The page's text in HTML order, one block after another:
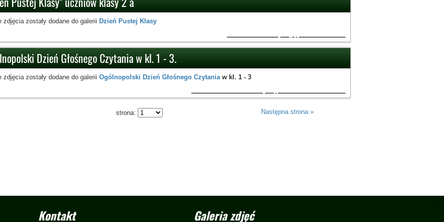
zdjęcia zostały dodane do galerii Dzień Pustej Klasy
12
Dzień Głośnego Czytania w kl. 1 - 3.
zdjęcia zostały dodane do galerii Ogólnopolski Dzień Głośnego Czytaniaw kl. 1 - 3
6
Następna strona »
strona:
Kontakt Galeria zdjęć